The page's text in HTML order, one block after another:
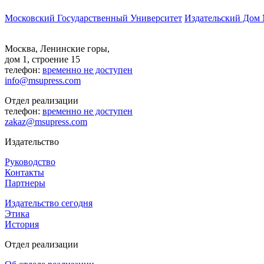
Московский Государственный Университет Издательский
Москва, Ленинские горы,
дом 1, строение 15
телефон: временно не доступен
info@msupress.com
Отдел реализации
телефон: временно не доступен
zakaz@msupress.com
Издательство
Руководство
Контакты
Партнеры
Издательство сегодня
Этика
История
Отдел реализации